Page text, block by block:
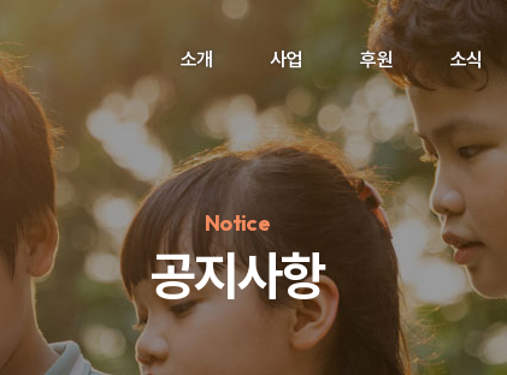
소개 사업 후원 소식
원#하트플레이스#캠페인 #팬덤후원
Notice
공지사항